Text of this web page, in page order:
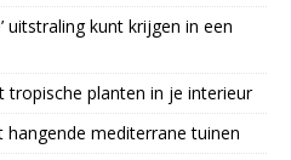
uitstraling kunt krijgen in een
tropische planten in je interieur
hangende mediterrane tuinen